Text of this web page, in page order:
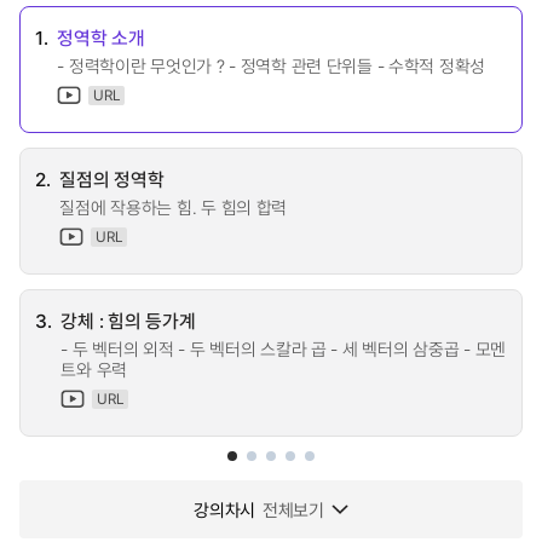
1. 정역학 소개
- 정력학이란 무엇인가 ? - 정역학 관련 단위들 - 수학적 정확성
URL
2. 질점의 정역학
질점에 작용하는 힘. 두 힘의 합력
URL
3. 강체 : 힘의 등가계
- 두 벡터의 외적 - 두 벡터의 스칼라 곱 - 세 벡터의 삼중곱 - 모멘
트와 우력
URL
강의차시 전체보기